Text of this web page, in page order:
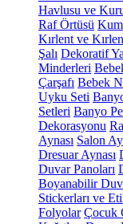
Havlusu ve
Raf Örtüsü
Kırlent ve
Şalı Dekoratif
Minderleri
Çarşafı Bebek
Uyku Seti
Setleri Banyo
Dekorasyonu
Aynası Salon
Dresuar Aynası
Duvar Panoları
Boyanabilir
Stickerları ve
Folyolar Çocuk